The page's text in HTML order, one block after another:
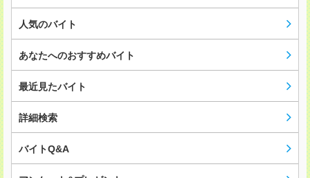
人気のバイト
あなたへのおすすめバイト
最近見たバイト
詳細検索
バイトQ&A